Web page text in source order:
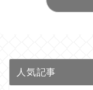
人気記事